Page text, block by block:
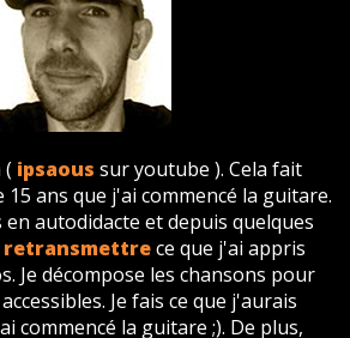
( ipsaous sur youtube ). Cela fait
ans que j'ai commencé la guitare.
autodidacte et depuis quelques
retransmettrece que j'ai appris
Je décompose les chansons pour
Je fais ce que j'aurais
commencé la guitare ;). De plus,